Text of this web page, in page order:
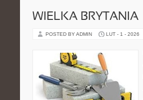
WIELKA BRYTANIA
POSTED BY ADMIN LUT - 1 - 2026